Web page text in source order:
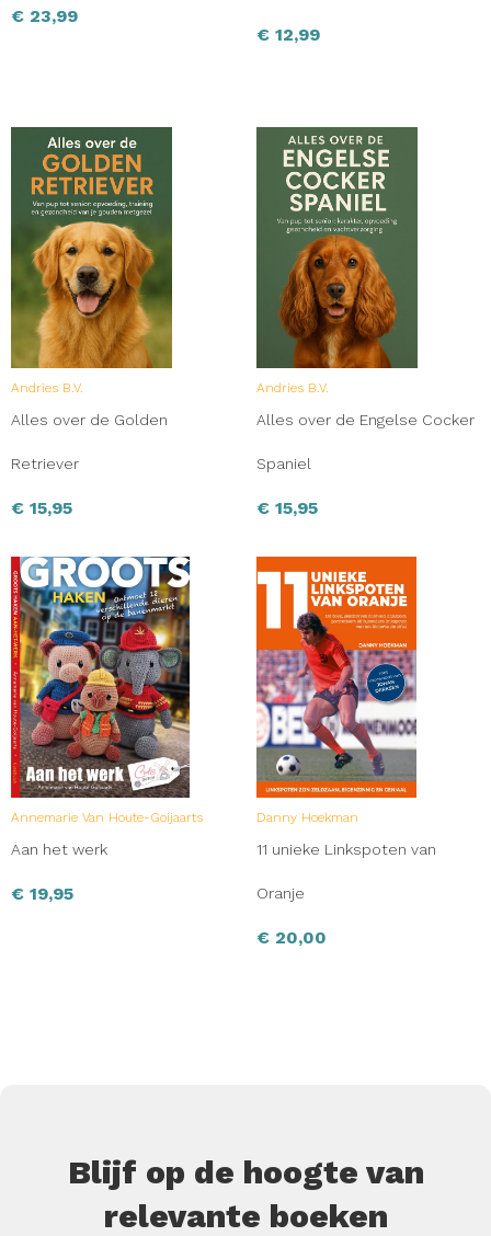
€ 23,99
€ 12,99
Andries B.V.
Alles over de Golden
Retriever
€ 15,95
Andries B.V.
Alles over de Engelse Cocker
Spaniel
€ 15,95
Annemarie Van Houte-Goijaarts
Aan het werk
€ 19,95
Danny Hoekman
11 unieke Linkspoten van
Oranje
€ 20,00
Blijf op de hoogte van
relevante boeken